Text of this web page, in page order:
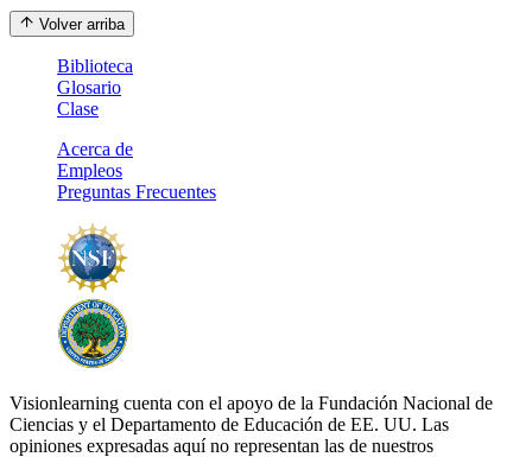
Volver arriba
Biblioteca
Glosario
Clase
Acerca de
Empleos
Preguntas Frecuentes
Visionlearning cuenta con el apoyo de la Fundación Nacional de
Ciencias y el Departamento de Educación de EE. UU. Las
opiniones expresadas aquí no representan las de nuestros